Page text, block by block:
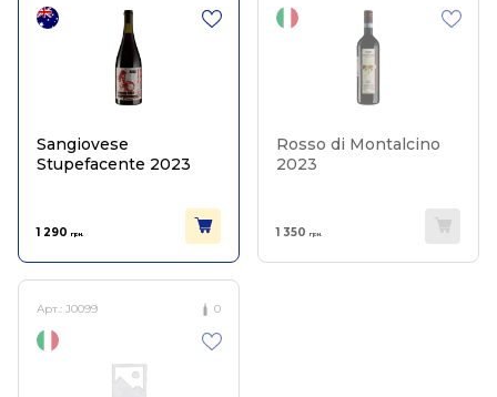
Sangiovese
Stupefacente 2023
1 290 грн.
Rosso di Montalcino
2023
1 350 грн.
Арт.: J0099 0